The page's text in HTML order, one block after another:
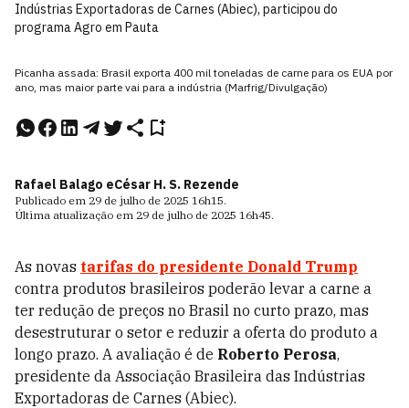
Indústrias Exportadoras de Carnes (Abiec), participou do
programa Agro em Pauta
Picanha assada: Brasil exporta 400 mil toneladas de carne para os EUA por
ano, mas maior parte vai para a indústria (Marfrig/Divulgação)
Rafael Balago eCésar H. S. Rezende
Publicado em 29 de julho de 2025 16h15.
Última atualização em 29 de julho de 2025 16h45.
As novas tarifas do presidente Donald Trump
contra produtos brasileiros poderão levar a carne a
ter redução de preços no Brasil no curto prazo, mas
desestruturar o setor e reduzir a oferta do produto a
longo prazo. A avaliação é de Roberto Perosa,
presidente da Associação Brasileira das Indústrias
Exportadoras de Carnes (Abiec).